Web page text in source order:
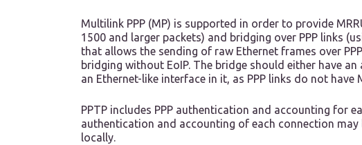
Multilink PPP (MP) is supported in order to provide
1500 and larger packets) and bridging over PPP links
that allows the sending of raw Ethernet frames over
bridging without EoIP. The bridge should either have
an Ethernet-like interface in it, as PPP links do not have
PPTP includes PPP authentication and accounting for
authentication and accounting of each connection may
locally.